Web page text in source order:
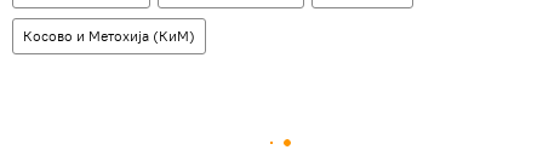
Косово и Метохија (КиМ)